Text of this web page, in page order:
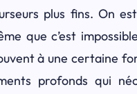
plus fins. On
que c’est
à une certaine
profonds qui